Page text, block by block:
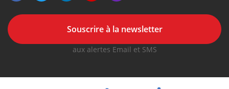
Souscrire à la newsletter
aux alertes Email et SMS